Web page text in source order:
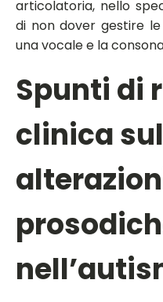
articolatoria, nello
di non dover gestire
una vocale e la
Spunti di
clinica